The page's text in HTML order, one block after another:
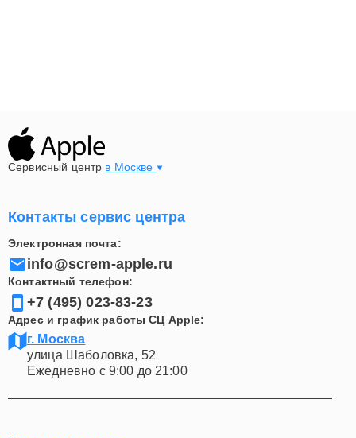
Сервисный центрв Москве
Контакты сервис центра
Электронная почта:
info@screm-apple.ru
Контактный телефон:
+7 (495) 023-83-23
Адрес и график работы СЦ Apple:
г. Москва
улица Шаболовка, 52
Ежедневно с 9:00 до 21:00